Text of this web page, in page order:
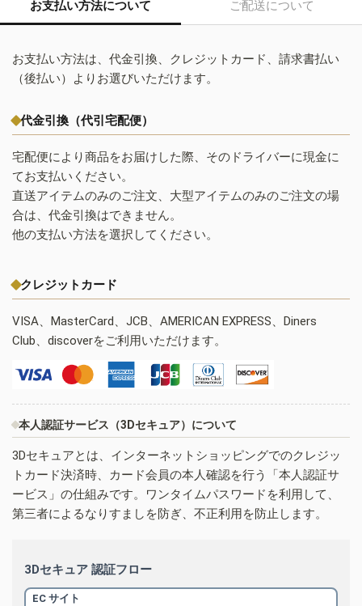
お支払い方法について ご配送について
お支払い方法は、代金引換、クレジットカード、請求書払い
（後払い）よりお選びいただけます。
代金引換（代引宅配便）
宅配便により商品をお届けした際、そのドライバーに現金に
てお支払いください。
直送アイテムのみのご注文、大型アイテムのみのご注文の場
合は、代金引換はできません。
他の支払い方法を選択してください。
クレジットカード
VISA、MasterCard、JCB、AMERICAN EXPRESS、Diners
Club、discoverをご利用いただけます。
本人認証サービス（3Dセキュア）について
3Dセキュアとは、インターネットショッピングでのクレジッ
トカード決済時、カード会員の本人確認を行う「本人認証サ
ービス」の仕組みです。ワンタイムパスワードを利用して、
第三者によるなりすましを防ぎ、不正利用を防止します。
3Dセキュア 認証フロー
EC サイト